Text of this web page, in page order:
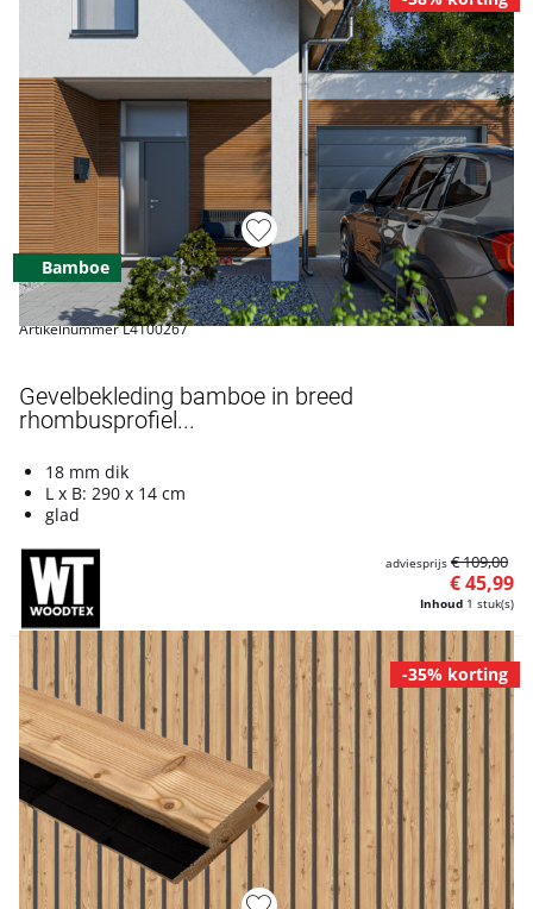
Bamboe
Artikelnummer L4100267
Gevelbekleding bamboe in breed
rhombusprofiel...
18 mm dik
L x B: 290 x 14 cm
glad
Inhoud 1 stuk(s)
€ 45,99
adviesprijs € 109,00
-35% korting